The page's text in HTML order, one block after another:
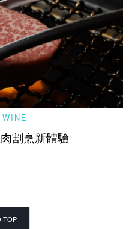
割烹新體驗
TOP